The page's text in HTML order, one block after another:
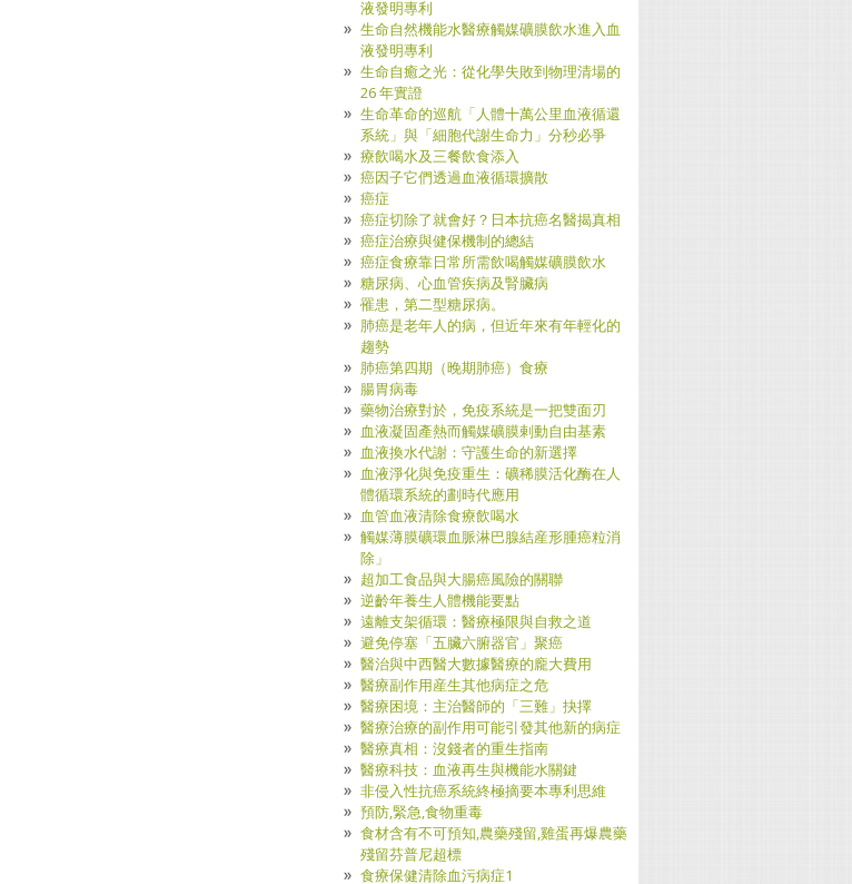
液發明專利
生命自然機能水醫療觸媒礦膜飲水進入血
液發明專利
生命自癒之光：從化學失敗到物理清場的
26 年實證
生命革命的巡航「人體十萬公里血液循還
系統」與「細胞代謝生命力」分秒必爭
療飲喝水及三餐飲食添入
癌因子它們透過血液循環擴散
癌症
癌症切除了就會好？日本抗癌名醫揭真相
癌症治療與健保機制的總結
癌症食療靠日常所需飲喝觸媒礦膜飲水
糖尿病、心血管疾病及腎臟病
罹患，第二型糖尿病。
肺癌是老年人的病，但近年來有年輕化的
趨勢
肺癌第四期（晚期肺癌）食療
腸胃病毒
藥物治療對於，免疫系統是一把雙面刃
血液凝固產熱而觸媒礦膜剌動自由基素
血液換水代謝：守護生命的新選擇
血液淨化與免疫重生：礦稀膜活化酶在人
體循環系統的劃時代應用
血管血液清除食療飲喝水
觸媒薄膜礦環血脈淋巴腺結産形腫癌粒消
除」
超加工食品與大腸癌風險的關聯
逆齡年養生人體機能要點
遠離支架循環：醫療極限與自救之道
避免停塞「五臟六腑器官」聚癌
醫治與中西醫大數據醫療的龐大費用
醫療副作用産生其他病症之危
醫療困境：主治醫師的「三難」抉擇
醫療治療的副作用可能引發其他新的病症
醫療真相：沒錢者的重生指南
醫療科技：血液再生與機能水關鍵
非侵入性抗癌系統終極摘要本專利思維
預防,緊急,食物重毒
食材含有不可預知,農藥殘留,雞蛋再爆農藥
殘留芬普尼超標
食療保健清除血污病症1